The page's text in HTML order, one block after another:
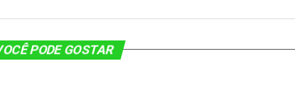
PODE GOSTAR